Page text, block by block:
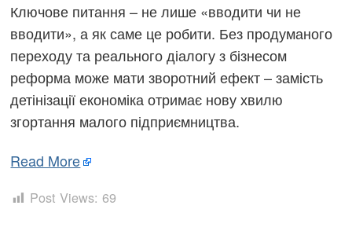
Ключове питання – не лише «вводити чи не
вводити», а як саме це робити. Без продуманого
переходу та реального діалогу з бізнесом
реформа може мати зворотний ефект – замість
детінізації економіка отримає нову хвилю
згортання малого підприємництва.
Read More
Post Views: 69